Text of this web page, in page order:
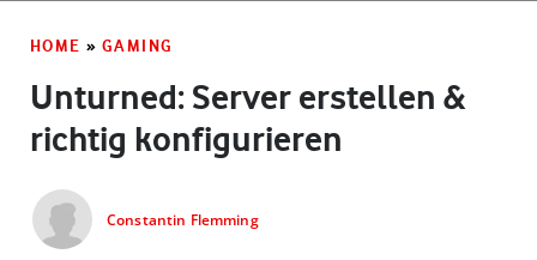
HOME » GAMING
Unturned: Server erstellen &
richtig konfigurieren
Constantin Flemming